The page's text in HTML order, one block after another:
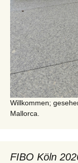
Willkommen;
Mallorca.
FIBO Köln